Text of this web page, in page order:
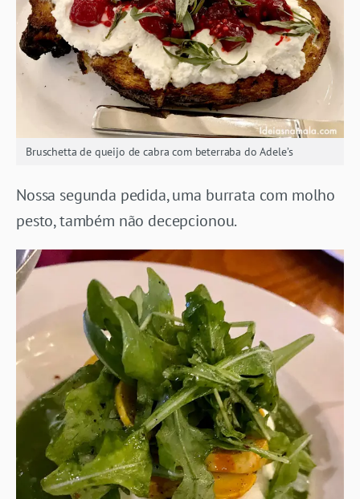
Bruschetta de queijo de cabra com beterraba do Adele’s
Nossa segunda pedida, uma burrata com molho
pesto, também não decepcionou.